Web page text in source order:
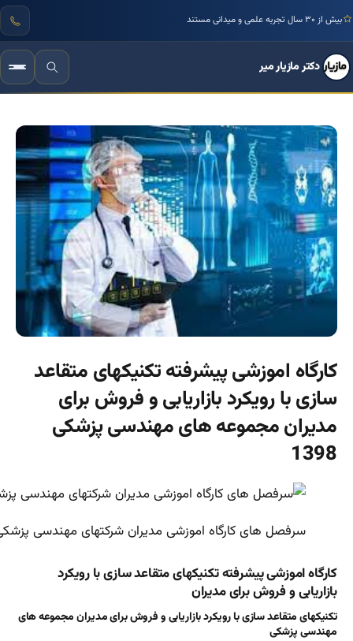
بیش از ۳۰ سال تجربه علمی و میدانی مستند
دکتر مازیار میر
کارگاه اموزشی پیشرفته تکنیکهای متقاعد
سازی با رویکرد بازاریابی و فروش برای
مدیران مجموعه های مهندسی پزشکی
1398
سرفصل های کارگاه اموزشی مدیران شرکتهای مهندسی
کارگاه اموزشی پیشرفته تکنیکهای متقاعد سازی با رویکرد
بازاریابی و فروش برای مدیران
تکنیکهای متقاعد سازی با رویکرد بازاریابی و فروش برای مدیران مجموعه های
مهندسی پزشکی